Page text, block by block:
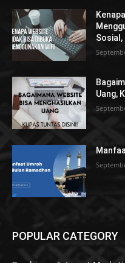
Sosial,
Uang,
POPULAR CATEGORY